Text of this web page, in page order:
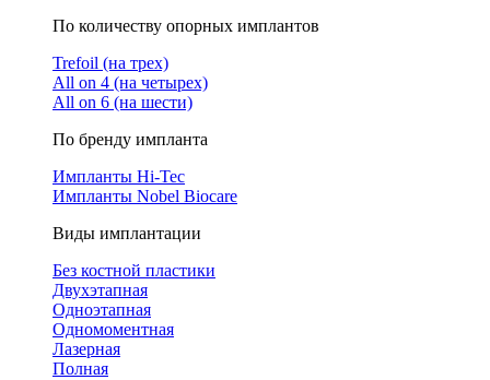
По количеству опорных имплантов
Trefoil (на трех)
All on 4 (на четырех)
All on 6 (на шести)
По бренду импланта
Импланты Hi-Tec
Импланты Nobel Biocare
Виды имплантации
Без костной пластики
Двухэтапная
Одноэтапная
Одномоментная
Лазерная
Полная